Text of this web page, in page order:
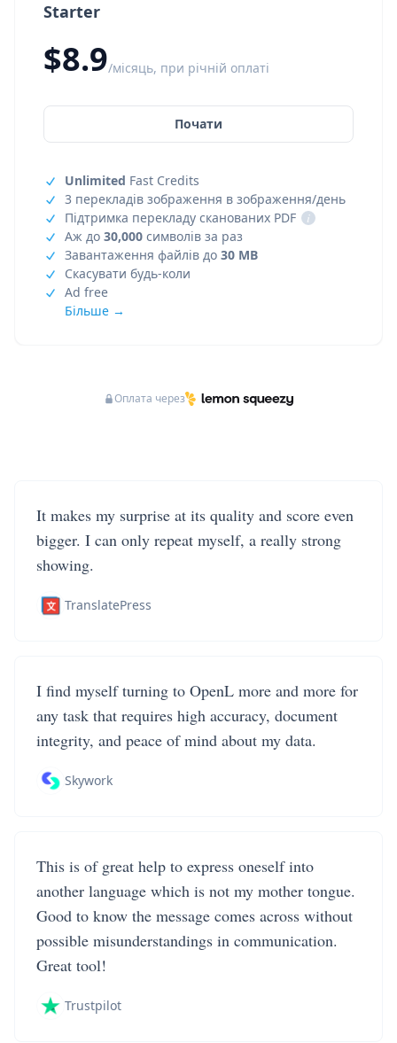
Starter
$8.9/місяць, при річній оплаті
Почати
Unlimited Fast Credits
3 перекладів зображення в зображення/день
Підтримка перекладу сканованих PDF
i
Аж до 30,000 символів за раз
Завантаження файлів до 30 MB
Скасувати будь-коли
Ad free
Більше →
Оплата через
It makes my surprise at its quality and score even
bigger. I can only repeat myself, a really strong
showing.
TranslatePress
I find myself turning to OpenL more and more for
any task that requires high accuracy, document
integrity, and peace of mind about my data.
Skywork
This is of great help to express oneself into
another language which is not my mother tongue.
Good to know the message comes across without
possible misunderstandings in communication.
Great tool!
Trustpilot